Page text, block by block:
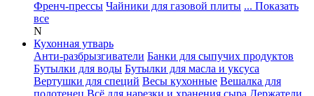
Френч-прессы Чайники для газовой плиты ... Показать
все
N
Кухонная утварь
Анти-разбрызгиватели Банки для сыпучих продуктов
Бутылки для воды Бутылки для масла и уксуса
Вертушки для специй Весы кухонные Вешалка для
полотенец Всё для нарезки и хранения сыра Держатели